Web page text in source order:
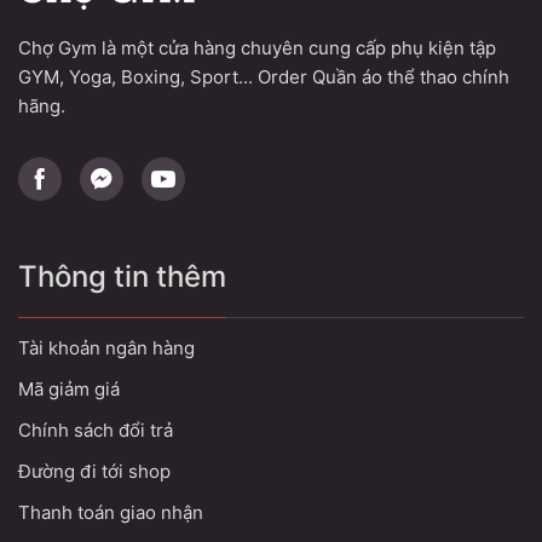
Chợ Gym là một cửa hàng chuyên cung cấp phụ kiện tập
GYM, Yoga, Boxing, Sport... Order Quần áo thể thao chính
hãng.
Thông tin thêm
Tài khoản ngân hàng
Mã giảm giá
Chính sách đổi trả
Đường đi tới shop
Thanh toán giao nhận